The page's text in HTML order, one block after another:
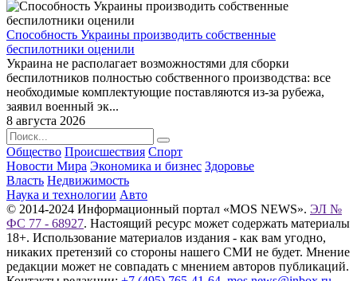
Способность Украины производить собственные
беспилотники оценили
Украина не располагает возможностями для сборки
беспилотников полностью собственного производства: все
необходимые комплектующие поставляются из-за рубежа,
заявил военный эк...
8 августа 2026
Общество Происшествия Спорт
Новости Мира Экономика и бизнес Здоровье
Власть Недвижимость
Наука и технологии Авто
© 2014-2024 Информационный портал «MOS NEWS». ЭЛ №
ФС 77 - 68927. Настоящий ресурс может содержать материалы
18+. Использование материалов издания - как вам угодно,
никаких претензий со стороны нашего СМИ не будет. Мнение
редакции может не совпадать с мнением авторов публикаций.